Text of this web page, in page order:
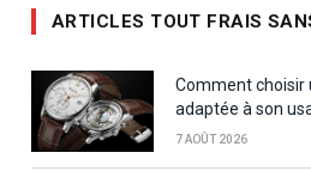
ARTICLES TOUT FRAIS
Comment choisir
adaptée à son
7 AOÛT 2026